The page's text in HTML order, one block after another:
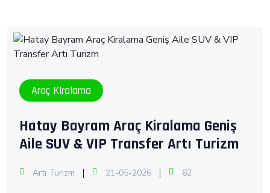
Araç Kiralama
Hatay Bayram Araç Kiralama Geniş
Aile SUV & VIP Transfer Artı Turizm
Artı Turizm 21-05-2026 62